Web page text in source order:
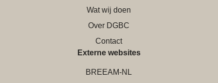
Wat wij doen
Over DGBC
Contact
Externe websites
BREEAM-NL